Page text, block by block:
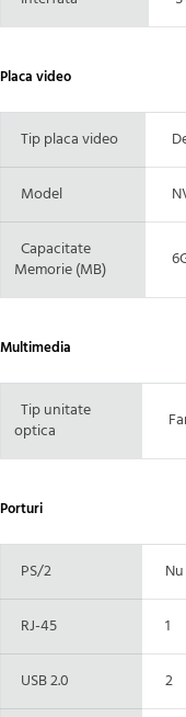
Placa video
Tip placa video
Model
Capacitate
Memorie (MB)
Multimedia
Tip unitate
optica
Porturi
PS/2 Nu
RJ-45 1
USB 2.0 2